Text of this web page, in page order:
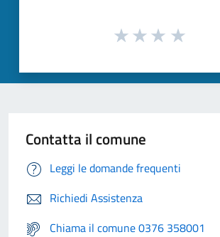
Contatta il comune
Leggi le domande frequenti
Richiedi Assistenza
Chiama il comune 0376 358001